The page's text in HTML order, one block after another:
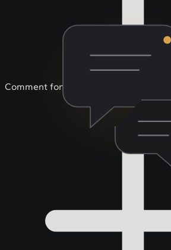
Comment fonctionne votre assistance ?